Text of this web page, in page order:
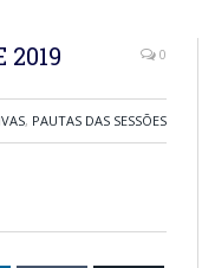
2019 0
, PAUTAS DAS SESSÕES